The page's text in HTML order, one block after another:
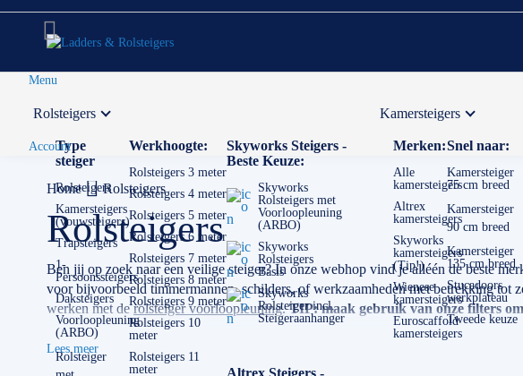
Menu
Rolsteigers
Type
steiger
Rolsteigers
Kamersteigers
(vouwsteigers)
Trapsteigers
1-
Persoonssteigers
Daksteigers
Voorloopleuning
(ARBO)
Rolsteiger
Werkhoogte:
Rolsteigers 3 meter
Rolsteigers 4 meter
Rolsteigers 5 meter
Rolsteigers 6 meter
Rolsteigers 7 meter
Rolsteigers 8 meter
Rolsteigers 9 meter
Rolsteigers 10
meter
Rolsteigers 11
meter
Skyworks Steigers -
Beste Keuze:
Skyworks
Rolsteigers met
Voorloopleuning
(ARBO)
Skyworks
Rolsteigers
Basis
Skyworks
Rolsteiger incl.
Steigeraanhanger
Altrex Steigers -
Kamersteigers
Merken:
Alle
kamersteigers
Altrex
kamersteigers
Skyworks
kamersteigers
(Tip!)
Wienese
kamersteigers
Euroscaffold
kamersteigers
Snel naar:
Kamersteiger
75 cm breed
Kamersteiger
90 cm breed
Kamersteiger
135 cm breed
Stucadoors
werkplateau
Tweede keuze
Account
Home Rolsteigers
Rolsteigers
Ben jij op zoek naar een veilige steiger? In onze webhop vind je alléén de beste
voor bijvoorbeeld timmermannen, schilders, of werkzaamheden met betrekking tot
werken met derolsteiger voorloopleuning.TIP: maak gebruik van onze filters
✅Voor 12U besteld = volgende werkdag op locatie
✅Vrijblijvende offerteop maat
Lees meer